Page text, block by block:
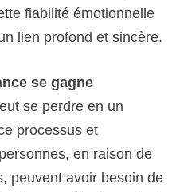
fiabilité émotionnelle
lien profond et sincère.
se gagne
se perdre en un
processus et
en raison de
peuvent avoir besoin de